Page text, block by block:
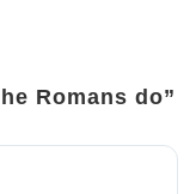
Romans do”